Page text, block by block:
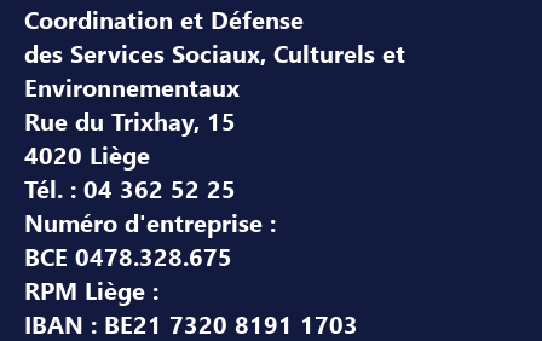
Coordination et Défense
des Services Sociaux, Culturels et
Environnementaux
Rue du Trixhay, 15
4020 Liège
Tél. : 04 362 52 25
Numéro d'entreprise :
BCE 0478.328.675
RPM Liège :
IBAN : BE21 7320 8191 1703